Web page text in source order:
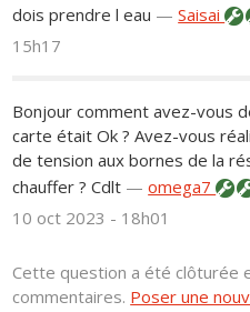
dois prendre l eau —Saisai
15h17
Bonjour comment avez-vous
carte était Ok ? Avez-vous
de tension aux bornes de la
chauffer ? Cdlt —omega7
10 oct 2023 - 18h01
Cette question a été clôturée
commentaires. Poser une